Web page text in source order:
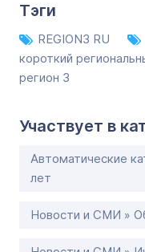
Тэги
REGION3 RU
короткий
регион 3
Участвует в
Автоматические
лет
Новости и СМИ »